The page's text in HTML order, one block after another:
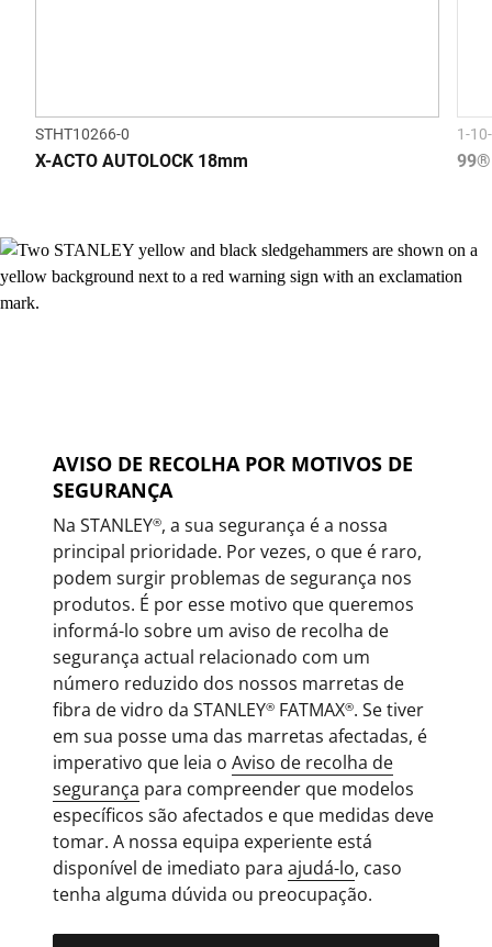
STHT10266-0
X-ACTO AUTOLOCK 18mm
1-
99®
AVISO DE RECOLHA POR MOTIVOS DE
SEGURANÇA
Na STANLEY®, a sua segurança é a nossa
principal prioridade. Por vezes, o que é raro,
podem surgir problemas de segurança nos
produtos. É por esse motivo que queremos
informá-lo sobre um aviso de recolha de
segurança actual relacionado com um
número reduzido dos nossos marretas de
fibra de vidro da STANLEY® FATMAX®. Se tiver
em sua posse uma das marretas afectadas, é
imperativo que leia o Aviso de recolha de
segurança para compreender que modelos
específicos são afectados e que medidas deve
tomar. A nossa equipa experiente está
disponível de imediato para ajudá-lo, caso
tenha alguma dúvida ou preocupação.